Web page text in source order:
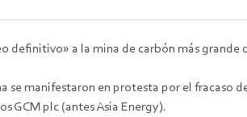
definitivo» a la mina de carbón más
se manifestaron en protesta por el
GCM plc (antes Asia Energy).